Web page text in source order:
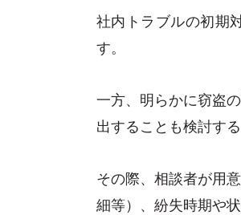
社内トラブルの初期
す。
一方、明らかに窃盗
出することも検討す
その際、相談者が用
細等）、紛失時期や